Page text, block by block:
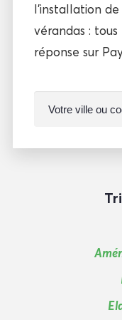
l’installation de
vérandas :
réponse sur